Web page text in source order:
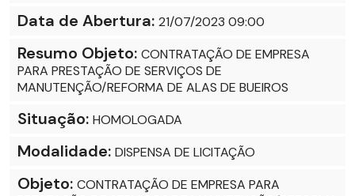
Data de Abertura: 21/07/2023 09:00
Resumo Objeto: CONTRATAÇÃO DE EMPRESA
PARA PRESTAÇÃO DE SERVIÇOS DE
MANUTENÇÃO/REFORMA DE ALAS DE BUEIROS
Situação: HOMOLOGADA
Modalidade: DISPENSA DE LICITAÇÃO
Objeto: CONTRATAÇÃO DE EMPRESA PARA